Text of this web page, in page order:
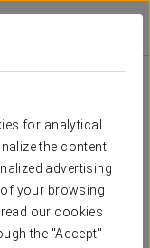
for analytical
the content
advertising
your browsing
our cookies
the "Accept"